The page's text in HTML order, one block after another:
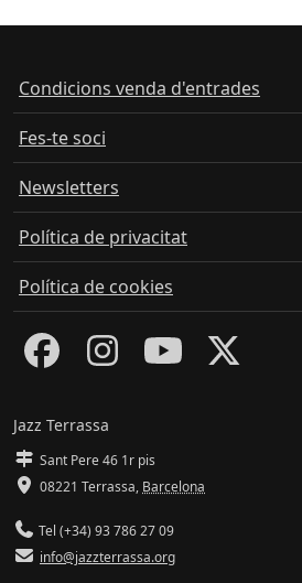
Condicions venda d'entrades
Fes-te soci
Newsletters
Política de privacitat
Política de cookies
Jazz Terrassa
Sant Pere 46 1r pis
08221 Terrassa, Barcelona
Tel (+34) 93 786 27 09
info@jazzterrassa.org